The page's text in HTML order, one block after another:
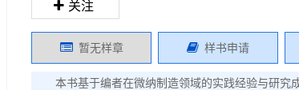
关注
暂无样章 样书申请
本书基于编者在微纳制造领域的实践经验与研究